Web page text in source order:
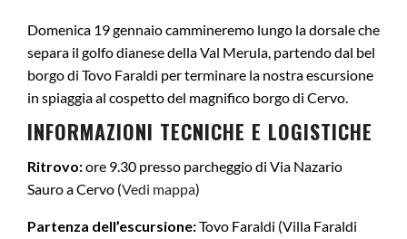
Domenica 19 gennaio cammineremo lungo la dorsale che
separa il golfo dianese della Val Merula, partendo dal bel
borgo di Tovo Faraldi per terminare la nostra escursione
in spiaggia al cospetto del magnifico borgo di Cervo.
INFORMAZIONI TECNICHE E LOGISTICHE
Ritrovo:ore 9.30 presso parcheggio di Via Nazario
Sauro a Cervo (Vedi mappa)
Partenza dell’escursione:Tovo Faraldi (Villa Faraldi